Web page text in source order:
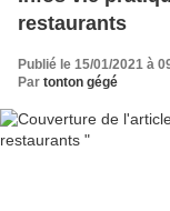
restaurants
Publié le 15/01/2021 à
Par tonton gégé